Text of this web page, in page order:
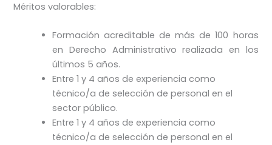
Méritos valorables:
Formación acreditable de más de 100 horas
en Derecho Administrativo realizada en los
últimos 5 años.
Entre 1 y 4 años de experiencia como
técnico/a de selección de personal en el
sector público.
Entre 1 y 4 años de experiencia como
técnico/a de selección de personal en el